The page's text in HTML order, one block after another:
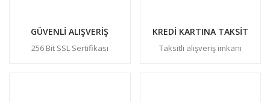
GÜVENLİ ALIŞVERİŞ
256 Bit SSL Sertifikası
KREDİ KARTINA TAKSİT
Taksitli alışveriş imkanı